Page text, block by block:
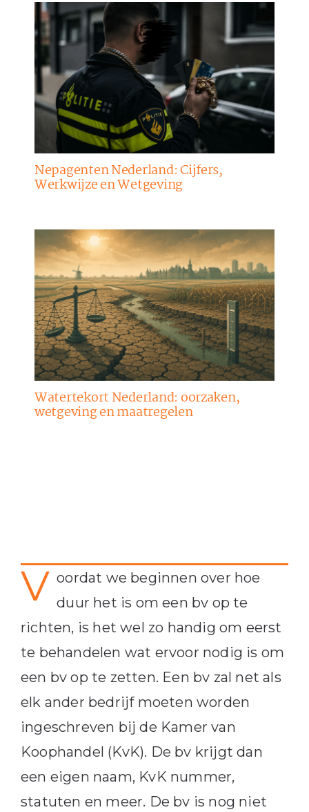
Nepagenten Nederland: Cijfers,
Werkwijze en Wetgeving
Watertekort Nederland: oorzaken,
wetgeving en maatregelen
V oordat we beginnen over hoe
duur het is om een bv op te
richten, is het wel zo handig om eerst
te behandelen wat ervoor nodig is om
een bv op te zetten. Een bv zal net als
elk ander bedrijf moeten worden
ingeschreven bij de Kamer van
Koophandel (KvK). De bv krijgt dan
een eigen naam, KvK nummer,
statuten en meer. De bv is nog niet